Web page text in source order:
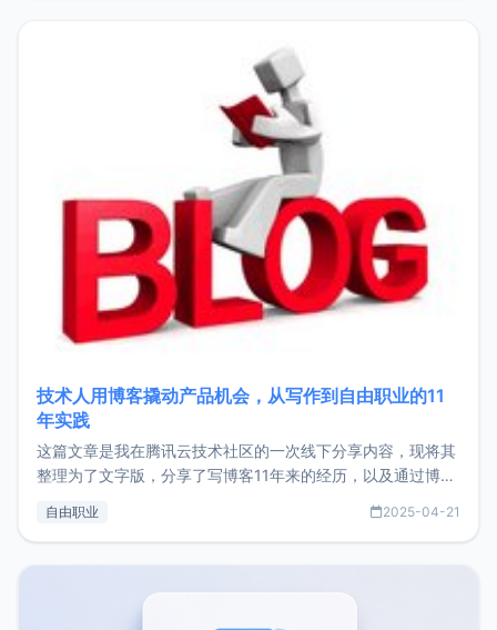
技术人用博客撬动产品机会，从写作到自由职业的11
年实践
这篇文章是我在腾讯云技术社区的一次线下分享内容，现将其
整理为了文字版，分享了写博客11年来的经历，以及通过博客
了我的首个产品ImgURL的真实数据和产品现状。自我介绍大
自由职业 2025-04-21